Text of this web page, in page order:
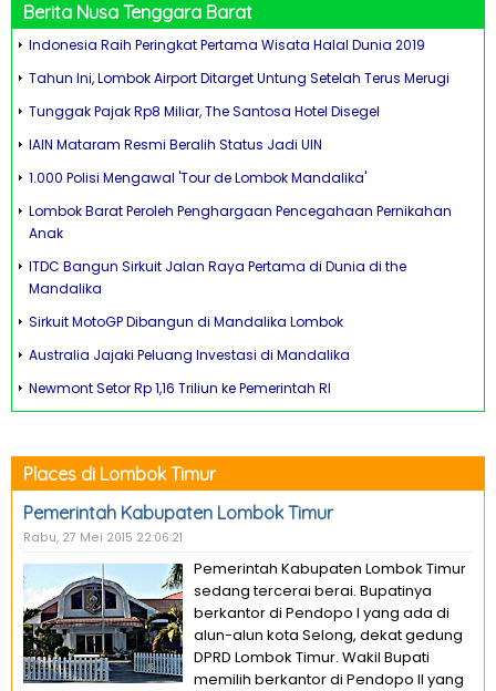
Berita Nusa Tenggara Barat
Indonesia Raih Peringkat Pertama Wisata Halal Dunia 2019
Tahun Ini, Lombok Airport Ditarget Untung Setelah Terus Merugi
Tunggak Pajak Rp8 Miliar, The Santosa Hotel Disegel
IAIN Mataram Resmi Beralih Status Jadi UIN
1.000 Polisi Mengawal 'Tour de Lombok Mandalika'
Lombok Barat Peroleh Penghargaan Pencegahaan Pernikahan
Anak
ITDC Bangun Sirkuit Jalan Raya Pertama di Dunia di the
Mandalika
Sirkuit MotoGP Dibangun di Mandalika Lombok
Australia Jajaki Peluang Investasi di Mandalika
Newmont Setor Rp 1,16 Triliun ke Pemerintah RI
Places di Lombok Timur
Pemerintah Kabupaten Lombok Timur
Rabu, 27 Mei 2015 22:06:21
Pemerintah Kabupaten Lombok Timur
sedang tercerai berai. Bupatinya
berkantor di Pendopo I yang ada di
alun-alun kota Selong, dekat gedung
DPRD Lombok Timur. Wakil Bupati
memilih berkantor di Pendopo II yang